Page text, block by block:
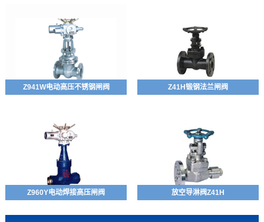
Z941W电动高压不锈钢闸阀 Z41H锻钢法兰闸阀
Z960Y电动焊接高压闸阀 放空导淋阀Z41H